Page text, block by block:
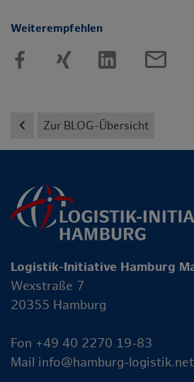
Weiterempfehlen
mail_outline
keyboard_arrow_left Zur BLOG-Übersicht
Logistik-Initiative Hamburg
Wexstraße 7
20355 Hamburg
Fon +49 40 2270 19-83
Mail info@hamburg-logistik.net